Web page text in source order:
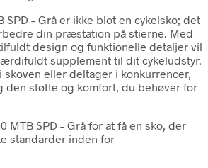
SPD – Grå er ikke blot en cykelsko; det
din præstation på stierne. Med
design og funktionelle detaljer vil
supplement til dit cykeludstyr.
skoven eller deltager i konkurrencer,
den støtte og komfort, du behøver for
MTB SPD – Grå for at få en sko, der
standarder inden for